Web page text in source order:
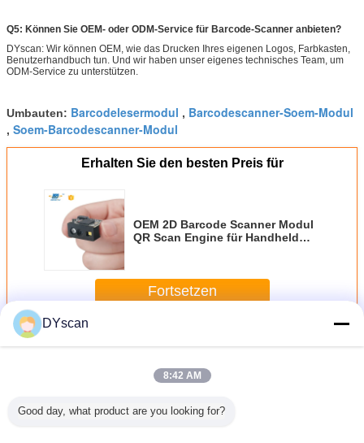
Q5: Können Sie OEM- oder ODM-Service für Barcode-Scanner anbieten?
DYscan: Wir können OEM, wie das Drucken Ihres eigenen Logos, Farbkasten,
Benutzerhandbuch tun. Und wir haben unser eigenes technisches Team, um
ODM-Service zu unterstützen.
Umbauten: Barcodelesermodul , Barcodescanner-Soem-Modul
, Soem-Barcodescanner-Modul
Erhalten Sie den besten Preis für
OEM 2D Barcode Scanner Modul
QR Scan Engine für Handheld
Fortsetzen
Mehr
DYscan
8:42 AM
Good day, what product are you looking for?